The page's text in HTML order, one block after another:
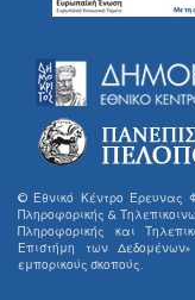
© Εθνικό Κέντρο Έρευνας
Πληροφορικής &
Πληροφορικής και
Επιστήμη των
εμπορικούς σκοπούς.